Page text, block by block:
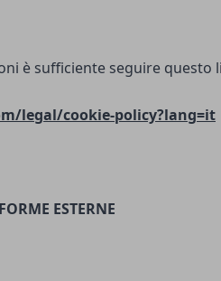
è sufficiente seguire questo
legal/cookie-policy?lang=it
ESTERNE